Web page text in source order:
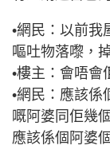
•網民：以前我
嘔吐物落嚟，
•樓主：會唔會
•網民：應該係
嘅阿婆同佢幾
應該係個阿婆